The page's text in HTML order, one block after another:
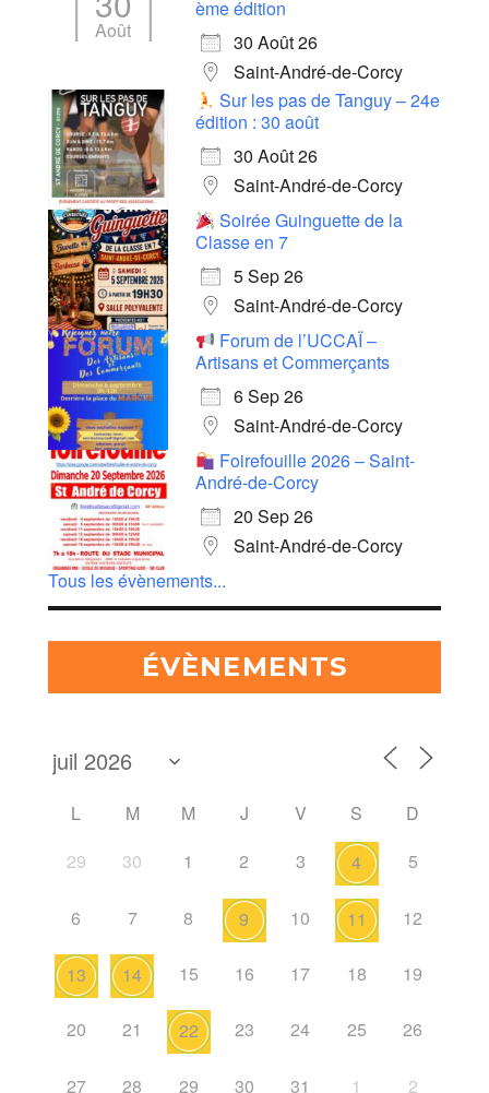
Août
ème édition
30 Août 26
Saint-André-de-Corcy
Sur les pas de Tanguy – 24e
édition : 30 août
30 Août 26
Saint-André-de-Corcy
Soirée Guinguette de la
Classe en 7
5 Sep 26
Saint-André-de-Corcy
Forum de l’UCCAÏ –
Artisans et Commerçants
6 Sep 26
Saint-André-de-Corcy
Foirefouille 2026 – Saint-
André-de-Corcy
20 Sep 26
Saint-André-de-Corcy
Tous les évènements...
ÉVÈNEMENTS
L M M J V S
D
29
30 1 2 3 4 5
6 7 8 9 10 11 12
13 14 15 16 17 18 19
20 21 22 23 24 25 26
27 28 29 30 31 1 2